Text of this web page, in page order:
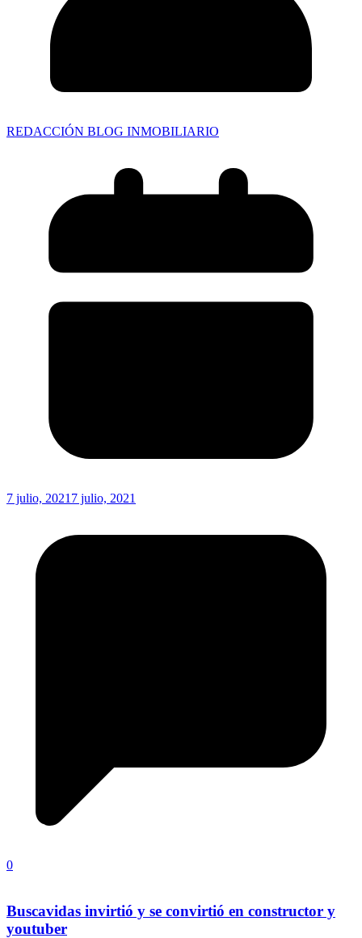
REDACCIÓN BLOG INMOBILIARIO
7 julio, 2021 7 julio, 2021
0
Buscavidas invirtió y se convirtió en constructor y
youtuber